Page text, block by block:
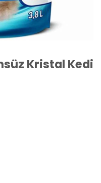
Kristal Kedi